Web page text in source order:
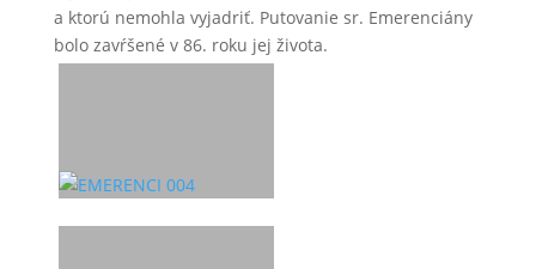
a ktorú nemohla vyjadriť. Putovanie sr. Emerenciány
bolo zavŕšené v 86. roku jej života.